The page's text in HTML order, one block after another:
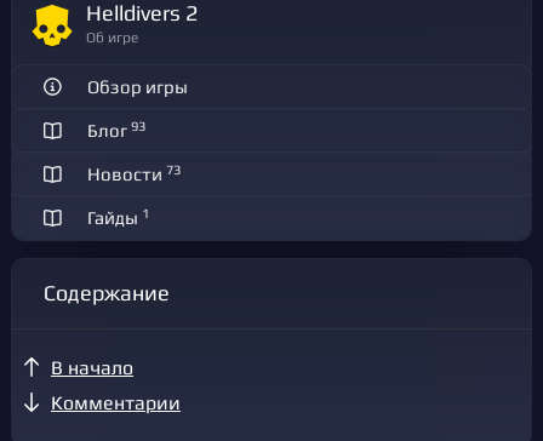
Helldivers 2
Об игре
Обзор игры
Блог 93
Новости 73
Гайды 1
Содержание
В начало
Комментарии